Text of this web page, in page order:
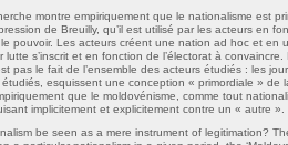
montre empiriquement que le nationalisme est
de Breuilly, qu’il est utilisé par les acteurs en
pouvoir. Les acteurs créent une nation ad hoc et en
lutte s’inscrit et en fonction de l’électorat à
pas le fait de l’ensemble des acteurs étudiés : les
esquissent une conception « primordiale » de
que le moldovénisme, comme tout
implicitement et explicitement contre un « autre ».
be seen as a mere instrument of legitimation?